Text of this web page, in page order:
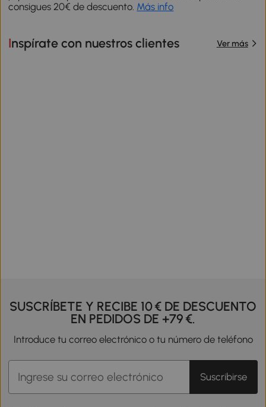
consigues 20€ de descuento. Más info
Inspírate con nuestros clientes Ver más
SUSCRÍBETE Y RECIBE 10 € DE DESCUENTO
EN PEDIDOS DE +79 €.
Introduce tu correo electrónico o tu número de teléfono
Suscribirse